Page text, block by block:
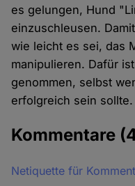
es gelungen, Hund
einzuschleusen.
wie leicht es sei, das
manipulieren. Dafür
genommen, selbst
erfolgreich sein sollte.
Kommentare
Netiquette für